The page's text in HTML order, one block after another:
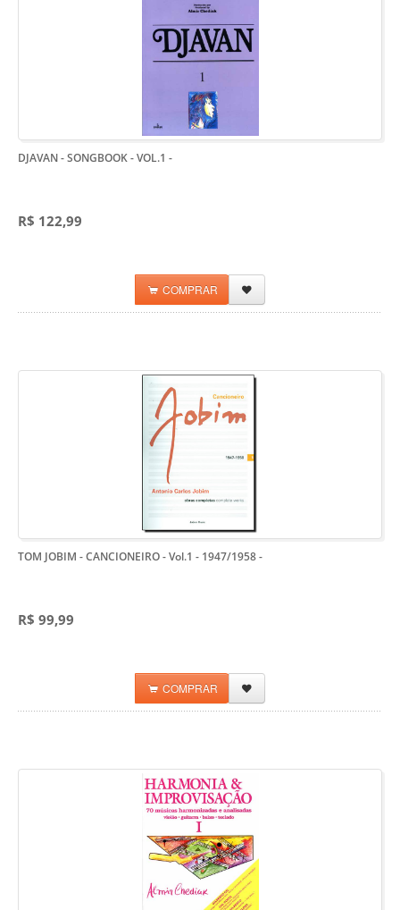
DJAVAN - SONGBOOK - VOL.1 -
R$ 122,99
COMPRAR
TOM JOBIM - CANCIONEIRO - Vol.1 - 1947/1958-
R$ 99,99
COMPRAR